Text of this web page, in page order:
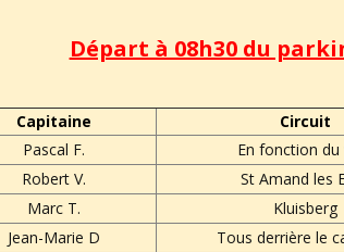
Départ à 08h30 du
Capitaine Circuit
Pascal F. En fonction du
Robert V. St Amand les
Marc T. Kluisberg
Jean-Marie D Tous derrière le